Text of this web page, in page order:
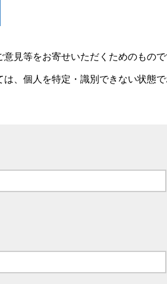
見等をお寄せいただくためのもの
、個人を特定・識別できない状態